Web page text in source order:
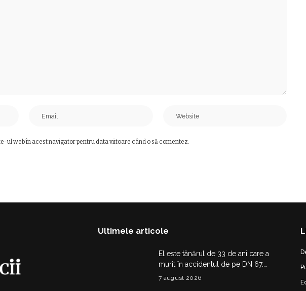
ul web în acest navigator pentru data viitoare când o să comentez.
Ultimele articole
El este tânărul de 33 de ani care a
murit în accidentul de pe DN 67.
Dragoș Mihail lasă în urmă o fetiță
7 august 2026